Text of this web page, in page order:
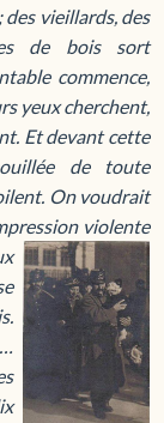
des vieillards, des
de bois sort
commence,
yeux cherchent,
Et devant cette
de toute
On voudrait
violente